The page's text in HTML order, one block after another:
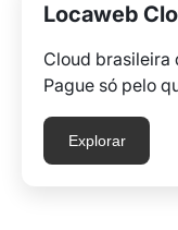
Locaweb
Cloud brasileira
Pague só pelo
Explorar